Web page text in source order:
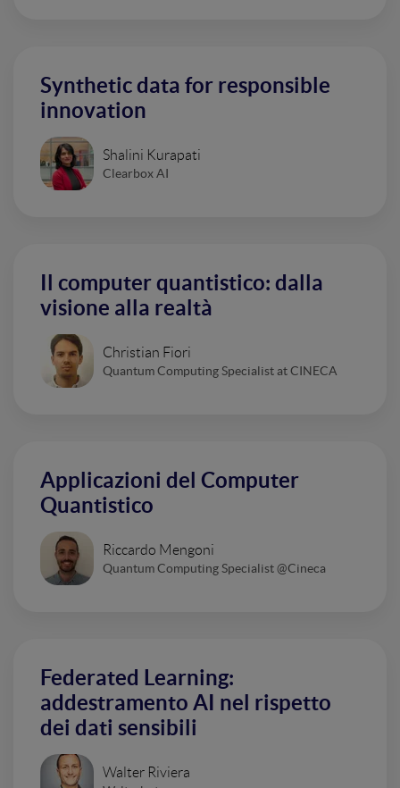
Synthetic data for responsible
innovation
Shalini Kurapati
Clearbox AI
Il computer quantistico: dalla
visione alla realtà
Christian Fiori
Quantum Computing Specialist at CINECA
Applicazioni del Computer
Quantistico
Riccardo Mengoni
Quantum Computing Specialist @Cineca
Federated Learning:
addestramento AI nel rispetto
dei dati sensibili
Walter Riviera